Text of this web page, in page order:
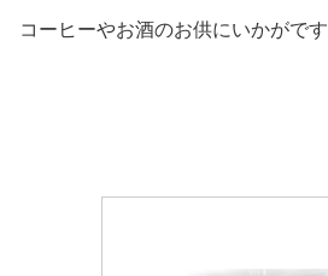
コーヒーやお酒のお供にいかがです